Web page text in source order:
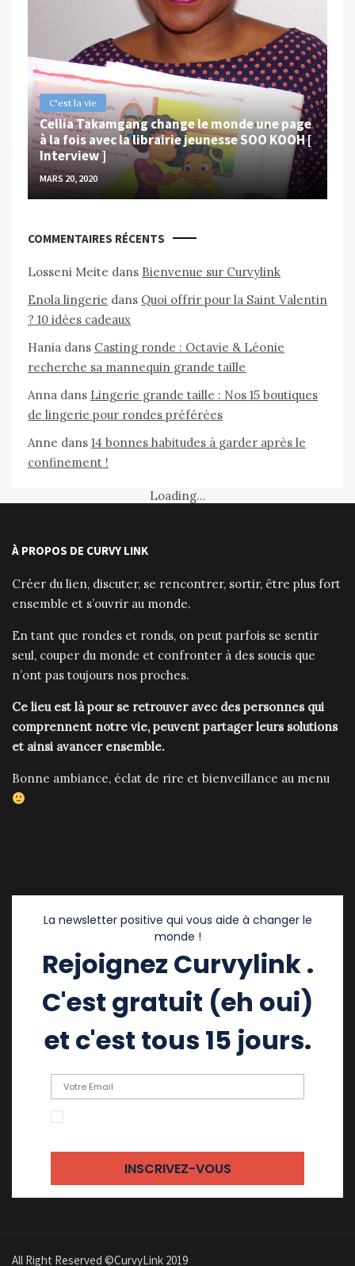
C'est la vie
Cellia Takamgang change le monde une page
à la fois avec la librairie jeunesse SOO KOOH [
Interview ]
MARS 20, 2020
COMMENTAIRES RÉCENTS
Losseni Meite dans Bienvenue sur Curvylink
Enola lingerie dans Quoi offrir pour la Saint Valentin
? 10 idées cadeaux
Hania dans Casting ronde : Octavie & Léonie
recherche sa mannequin grande taille
Anna dans Lingerie grande taille : Nos 15 boutiques
de lingerie pour rondes préférées
Anne dans 14 bonnes habitudes à garder après le
confinement !
Loading...
À PROPOS DE CURVY LINK
Créer du lien, discuter, se rencontrer, sortir, être plus fort
ensemble et s’ouvrir au monde.
En tant que rondes et ronds, on peut parfois se sentir
seul, couper du monde et confronter à des soucis que
n’ont pas toujours nos proches.
Ce lieu est là pour se retrouver avec des personnes qui
comprennent notre vie, peuvent partager leurs solutions
et ainsi avancer ensemble.
Bonne ambiance, éclat de rire et bienveillance au menu
La newsletter positive qui vous aide à changer le
monde !
Rejoignez Curvylink .
C'est gratuit (eh oui)
et c'est tous 15 jours.
All Right Reserved ©CurvyLink 2019